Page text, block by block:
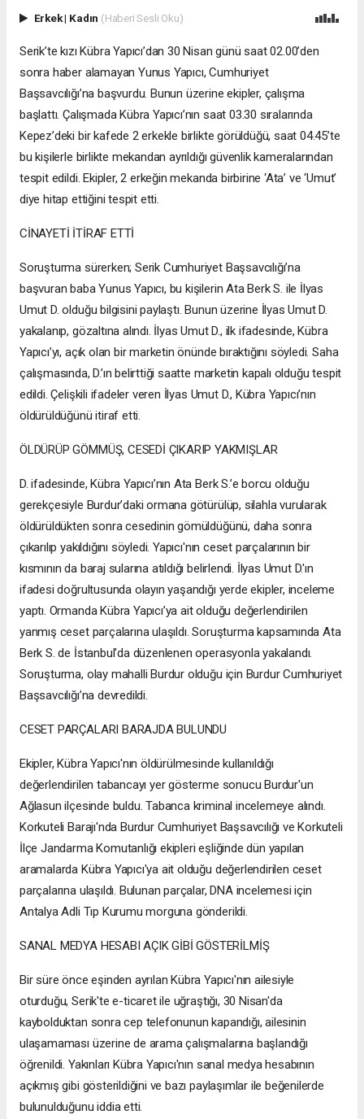
Erkek| Kadın (Haberi Sesli Oku)
Serik’te kızı Kübra Yapıcı’dan 30 Nisan günü saat 02.00’den
sonra haber alamayan Yunus Yapıcı, Cumhuriyet
Başsavcılığı’na başvurdu. Bunun üzerine ekipler, çalışma
başlattı. Çalışmada Kübra Yapıcı’nın saat 03.30 sıralarında
Kepez’deki bir kafede 2 erkekle birlikte görüldüğü, saat 04.45’te
bu kişilerle birlikte mekandan ayrıldığı güvenlik kameralarından
tespit edildi. Ekipler, 2 erkeğin mekanda birbirine ‘Ata’ ve ‘Umut’
diye hitap ettiğini tespit etti.
CİNAYETİ İTİRAF ETTİ
Soruşturma sürerken; Serik Cumhuriyet Başsavcılığı’na
başvuran baba Yunus Yapıcı, bu kişilerin Ata Berk S. ile İlyas
Umut D. olduğu bilgisini paylaştı. Bunun üzerine İlyas Umut D.
yakalanıp, gözaltına alındı. İlyas Umut D., ilk ifadesinde, Kübra
Yapıcı’yı, açık olan bir marketin önünde bıraktığını söyledi. Saha
çalışmasında, D.’ın belirttiği saatte marketin kapalı olduğu tespit
edildi. Çelişkili ifadeler veren İlyas Umut D., Kübra Yapıcı’nın
öldürüldüğünü itiraf etti.
ÖLDÜRÜP GÖMMÜŞ, CESEDİ ÇIKARIP YAKMIŞLAR
D. ifadesinde, Kübra Yapıcı’nın Ata Berk S.’e borcu olduğu
gerekçesiyle Burdur’daki ormana götürülüp, silahla vurularak
öldürüldükten sonra cesedinin gömüldüğünü, daha sonra
çıkarılıp yakıldığını söyledi. Yapıcı'nın ceset parçalarının bir
kısmının da baraj sularına atıldığı belirlendi. İlyas Umut D.'ın
ifadesi doğrultusunda olayın yaşandığı yerde ekipler, inceleme
yaptı. Ormanda Kübra Yapıcı’ya ait olduğu değerlendirilen
yanmış ceset parçalarına ulaşıldı. Soruşturma kapsamında Ata
Berk S. de İstanbul'da düzenlenen operasyonla yakalandı.
Soruşturma, olay mahalli Burdur olduğu için Burdur Cumhuriyet
Başsavcılığı’na devredildi.
CESET PARÇALARI BARAJDA BULUNDU
Ekipler, Kübra Yapıcı'nın öldürülmesinde kullanıldığı
değerlendirilen tabancayı yer gösterme sonucu Burdur'un
Ağlasun ilçesinde buldu. Tabanca kriminal incelemeye alındı.
Korkuteli Barajı'nda Burdur Cumhuriyet Başsavcılığı ve Korkuteli
İlçe Jandarma Komutanlığı ekipleri eşliğinde dün yapılan
aramalarda Kübra Yapıcı'ya ait olduğu değerlendirilen ceset
parçalarına ulaşıldı. Bulunan parçalar, DNA incelemesi için
Antalya Adli Tıp Kurumu morguna gönderildi.
SANAL MEDYA HESABI AÇIK GİBİ GÖSTERİLMİŞ
Bir süre önce eşinden ayrılan Kübra Yapıcı'nın ailesiyle
oturduğu, Serik'te e-ticaret ile uğraştığı, 30 Nisan'da
kaybolduktan sonra cep telefonunun kapandığı, ailesinin
ulaşamaması üzerine de arama çalışmalarına başlandığı
öğrenildi. Yakınları Kübra Yapıcı'nın sanal medya hesabının
açıkmış gibi gösterildiğini ve bazı paylaşımlar ile beğenilerde
bulunulduğunu iddia etti.